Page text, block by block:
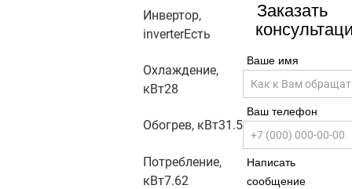
Заказать
Ваше имя
Ваш телефон
Написать
сообщение
Инвертор,
inverterЕсть
Охлаждение,
кВт28
Обогрев, кВт31.5
Потребление,
кВт7.62